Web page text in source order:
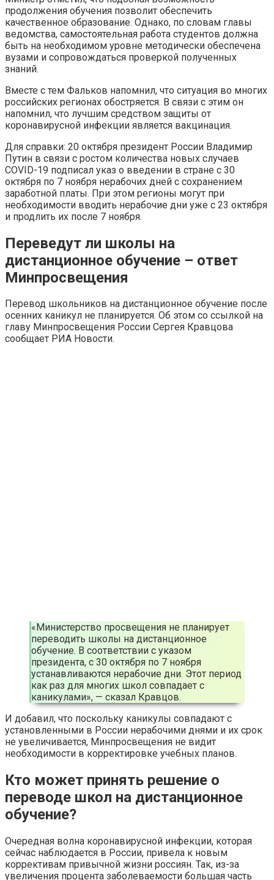
продолжения обучения позволит обеспечить
качественное образование. Однако, по словам главы
ведомства, самостоятельная работа студентов должна
быть на необходимом уровне методически обеспечена
вузами и сопровождаться проверкой полученных
знаний.
Вместе с тем Фальков напомнил, что ситуация во многих
российских регионах обостряется. В связи с этим он
напомнил, что лучшим средством защиты от
коронавирусной инфекции является вакцинация.
Для справки: 20 октября президент России Владимир
Путин в связи с ростом количества новых случаев
COVID-19 подписал указ о введении в стране с 30
октября по 7 ноября нерабочих дней с сохранением
заработной платы. При этом регионы могут при
необходимости вводить нерабочие дни уже с 23 октября
и продлить их после 7 ноября.
Переведут ли школы на
дистанционное обучение – ответ
Минпросвещения
Перевод школьников на дистанционное обучение после
осенних каникул не планируется. Об этом со ссылкой на
главу Минпросвещения России Сергея Кравцова
сообщает РИА Новости.
«Министерство просвещения не планирует
переводить школы на дистанционное
обучение. В соответствии с указом
президента, с 30 октября по 7 ноября
устанавливаются нерабочие дни. Этот период
как раз для многих школ совпадает с
каникулами», — сказал Кравцов.
И добавил, что поскольку каникулы совпадают с
установленными в России нерабочими днями и их срок
не увеличивается, Минпросвещения не видит
необходимости в корректировке учебных планов.
Кто может принять решение о
переводе школ на дистанционное
обучение?
Очередная волна коронавирусной инфекции, которая
сейчас наблюдается в России, привела к новым
коррективам привычной жизни россиян. Так, из-за
увеличения процента заболеваемости большая часть